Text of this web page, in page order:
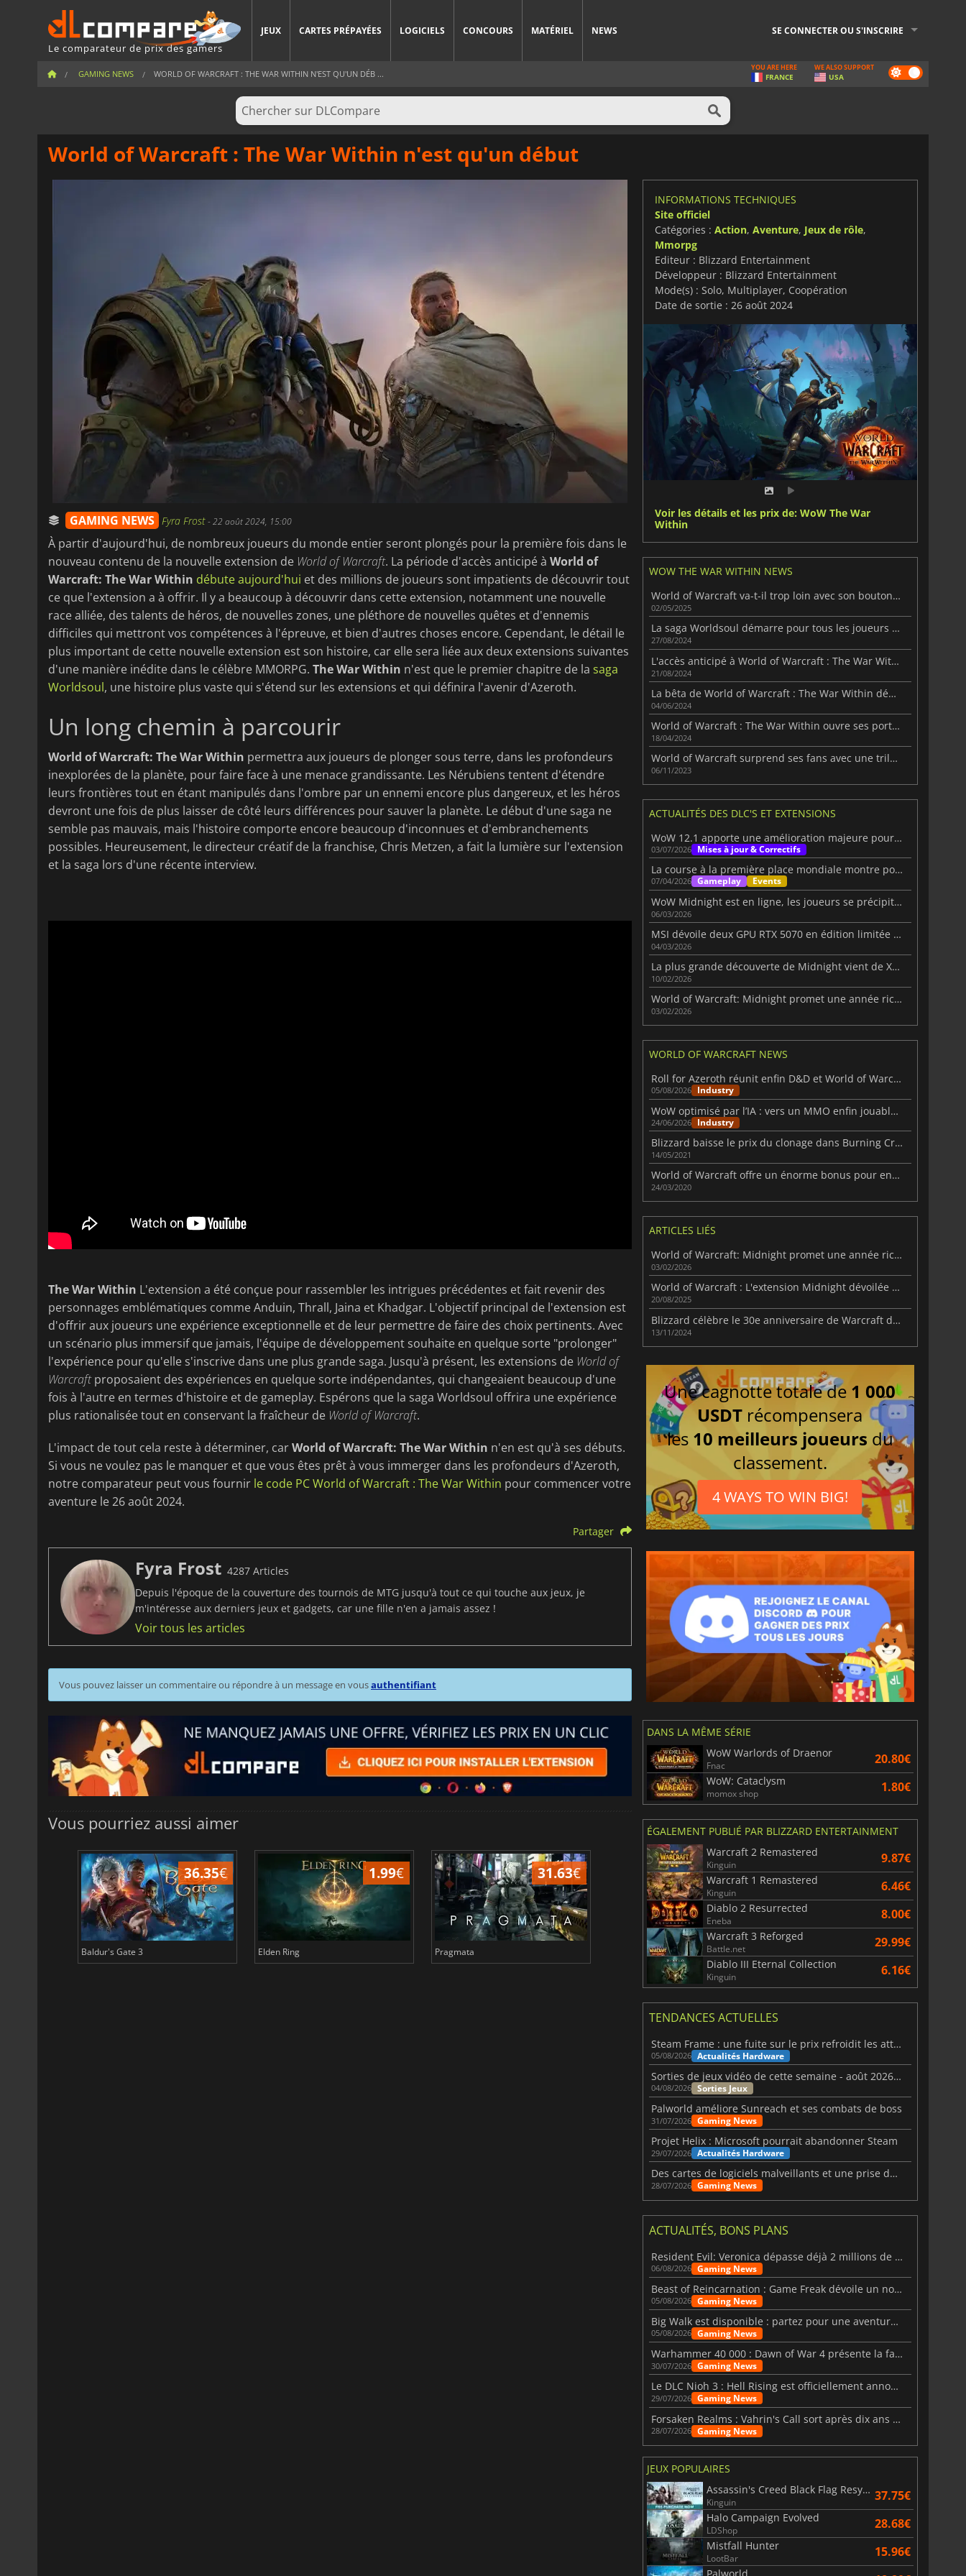
Le comparateur de prix des gamers
JEUX CARTES PRÉPAYÉES LOGICIELS CONCOURS MATÉRIEL NEWS SE CONNECTER OU S'INSCRIRE
GAMING NEWS WORLD OF WARCRAFT : THE WAR WITHIN N'EST QU'UN DÉB ... Dark
mode
YOU ARE HERE
FRANCE
WE ALSO SUPPORT
USA
World of Warcraft : The War Within n'est qu'un début
GAMING NEWS Fyra Frost-22 août 2024, 15:00
À partir d'aujourd'hui, de nombreux joueurs du monde entier seront plongés pour la première fois dans le
nouveau contenu de la nouvelle extension de World of Warcraft. La période d'accès anticipé à World of
Warcraft: The War Within débute aujourd'hui et des millions de joueurs sont impatients de découvrir tout
ce que l'extension a à offrir. Il y a beaucoup à découvrir dans cette extension, notamment une nouvelle
race alliée, des talents de héros, de nouvelles zones, une pléthore de nouvelles quêtes et d'ennemis
difficiles qui mettront vos compétences à l'épreuve, et bien d'autres choses encore. Cependant, le détail le
plus important de cette nouvelle extension est son histoire, car elle sera liée aux deux extensions suivantes
d'une manière inédite dans le célèbre MMORPG. The War Within n'est que le premier chapitre de la saga
Worldsoul, une histoire plus vaste qui s'étend sur les extensions et qui définira l'avenir d'Azeroth.
Un long chemin à parcourir
World of Warcraft: The War Within permettra aux joueurs de plonger sous terre, dans les profondeurs
inexplorées de la planète, pour faire face à une menace grandissante. Les Nérubiens tentent d'étendre
leurs frontières tout en étant manipulés dans l'ombre par un ennemi encore plus dangereux, et les héros
devront une fois de plus laisser de côté leurs différences pour sauver la planète. Le début d'une saga ne
semble pas mauvais, mais l'histoire comporte encore beaucoup d'inconnues et d'embranchements
possibles. Heureusement, le directeur créatif de la franchise, Chris Metzen, a fait la lumière sur l'extension
et la saga lors d'une récente interview.
The War Within L'extension a été conçue pour rassembler les intrigues précédentes et fait revenir des
personnages emblématiques comme Anduin, Thrall, Jaina et Khadgar. L'objectif principal de l'extension est
d'offrir aux joueurs une expérience exceptionnelle et de leur permettre de faire des choix pertinents. Avec
un scénario plus immersif que jamais, l'équipe de développement souhaite en quelque sorte "prolonger"
l'expérience pour qu'elle s'inscrive dans une plus grande saga. Jusqu'à présent, les extensions de World of
Warcraftproposaient des expériences en quelque sorte indépendantes, qui changeaient beaucoup d'une
fois à l'autre en termes d'histoire et de gameplay. Espérons que la saga Worldsoul offrira une expérience
plus rationalisée tout en conservant la fraîcheur de World of Warcraft.
L'impact de tout cela reste à déterminer, carWorld of Warcraft: The War Within n'en est qu'à ses débuts.
Si vous ne voulez pas le manquer et que vous êtes prêt à vous immerger dans les profondeurs d'Azeroth,
notre comparateur peut vous fournir le code PC World of Warcraft : The War Within pour commencer votre
aventure le 26 août 2024.
Partager
Fyra Frost 4287 Articles
Depuis l'époque de la couverture des tournois de MTG jusqu'à tout ce qui touche aux jeux, je
m'intéresse aux derniers jeux et gadgets, car une fille n'en a jamais assez !
Voir tous les articles
Vous pouvez laisser un commentaire ou répondre à un message en vousauthentifiant
Vous pourriez aussi aimer
36.35€
Baldur's Gate 3
1.99€
Elden Ring
31.63€
Pragmata
6.75€
Total War WARHAMMER 3
15.48
INFORMATIONS TECHNIQUES
Site officiel
Catégories : Action, Aventure, Jeux de rôle,
Mmorpg
Editeur : Blizzard Entertainment
Développeur : Blizzard Entertainment
Mode(s) : Solo, Multiplayer, Coopération
Date de sortie : 26 août 2024
Voir les détails et les prix de: WoW The War
Within
WOW THE WAR WITHIN NEWS
World of Warcraft va-t-il trop loin avec son bouton unique de rotation ?
02/05/2025
La saga Worldsoul démarre pour tous les joueurs avec The War Within
27/08/2024
L'accès anticipé à World of Warcraft : The War Within en accès anticipé dès demain
21/08/2024
La bêta de World of Warcraft : The War Within démarre demain
04/06/2024
World of Warcraft : The War Within ouvre ses portes avec une phase de test
18/04/2024
World of Warcraft surprend ses fans avec une trilogie d'extensions
06/11/2023
ACTUALITÉS DES DLC'S ET EXTENSIONS
WoW 12.1 apporte une amélioration majeure pour les alts
03/07/2026 Mises à jour & Correctifs
La course à la première place mondiale montre pourquoi WoW surprend toujours les joueurs
07/04/2026 Gameplay Events
WoW Midnight est en ligne, les joueurs se précipitent pour monter en niveau dans la nouvelle extension.
06/03/2026
MSI dévoile deux GPU RTX 5070 en édition limitée sur le thème de WoW : Minuit
04/03/2026
La plus grande découverte de Midnight vient de Xal'atath
10/02/2026
World of Warcraft: Midnight promet une année riche en contenu
03/02/2026
WORLD OF WARCRAFT NEWS
Roll for Azeroth réunit enfin D&D et World of Warcraft
05/08/2026 Industry
WoW optimisé par l’IA : vers un MMO enfin jouable en solo
24/06/2026 Industry
Blizzard baisse le prix du clonage dans Burning Crusade Classic
14/05/2021
World of Warcraft offre un énorme bonus pour encourager les joueurs à rester chez eux
24/03/2020
ARTICLES LIÉS
World of Warcraft: Midnight promet une année riche en contenu
03/02/2026
World of Warcraft : L'extension Midnight dévoilée à la Gamescom 2025
20/08/2025
Blizzard célèbre le 30e anniversaire de Warcraft dans toute la franchise
13/11/2024
Une cagnotte totale de 1 000
USDT récompensera
les 10 meilleurs joueurs du
classement.
4 WAYS TO WIN BIG!
DANS LA MÊME SÉRIE
WoW Warlords of Draenor
Fnac 20.80€
WoW: Cataclysm
momox shop 1.80€
ÉGALEMENT PUBLIÉ PAR BLIZZARD ENTERTAINMENT
Warcraft 2 Remastered
Kinguin 9.87€
Warcraft 1 Remastered
Kinguin 6.46€
Diablo 2 Resurrected
Eneba 8.00€
Warcraft 3 Reforged
Battle.net 29.99€
Diablo III Eternal Collection
Kinguin 6.16€
TENDANCES ACTUELLES
Steam Frame : une fuite sur le prix refroidit les attentes VR
05/08/2026 Actualités Hardware
Sorties de jeux vidéo de cette semaine - août 2026 (semaine 32)
04/08/2026 Sorties Jeux
Palworld améliore Sunreach et ses combats de boss
31/07/2026 Gaming News
Projet Helix : Microsoft pourrait abandonner Steam
29/07/2026 Actualités Hardware
Des cartes de logiciels malveillants et une prise de contrôle de Discord ont touché Meccha Chameleon
28/07/2026 Gaming News
ACTUALITÉS, BONS PLANS
Resident Evil: Veronica dépasse déjà 2 millions de wishlists
06/08/2026 Gaming News
Beast of Reincarnation : Game Freak dévoile un nouveau pari
05/08/2026 Gaming News
Big Walk est disponible : partez pour une aventure entre amis
05/08/2026 Gaming News
Warhammer 40 000 : Dawn of War 4 présente la faction des Nécrons
30/07/2026 Gaming News
Le DLC Nioh 3 : Hell Rising est officiellement annoncé
29/07/2026 Gaming News
Forsaken Realms : Vahrin's Call sort après dix ans de développement
28/07/2026 Gaming News
JEUX POPULAIRES
Assassin's Creed Black Flag Resynced
Kinguin 37.75€
Halo Campaign Evolved
LDShop 28.68€
Mistfall Hunter
LootBar 15.96€